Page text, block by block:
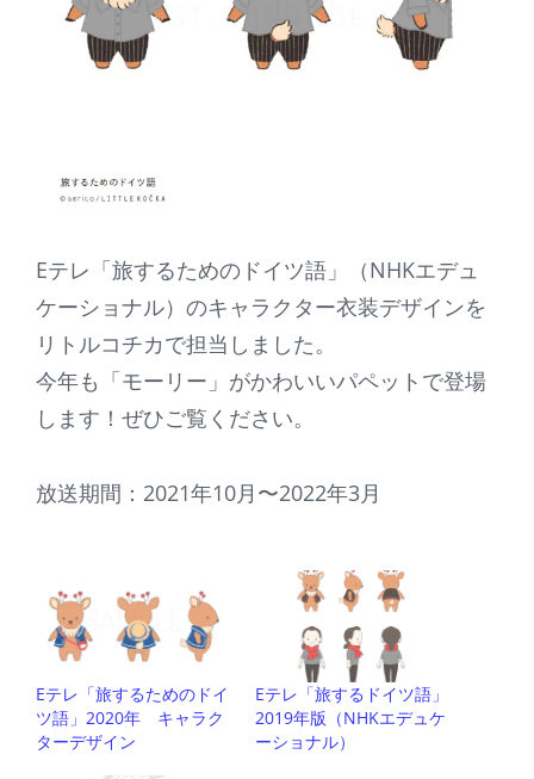
Eテレ「旅するためのドイツ語」（NHKエデュ
ケーショナル）のキャラクター衣装デザインを
リトルコチカで担当しました。
今年も「モーリー」がかわいいパペットで登場
します！ぜひご覧ください。
放送期間：2021年10月〜2022年3月
Eテレ「旅するためのドイ
ツ語」2020年 キャラク
ターデザイン
Eテレ「旅するドイツ語」
2019年版（NHKエデュケ
ーショナル）